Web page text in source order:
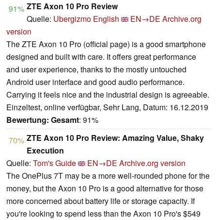
91% ZTE Axon 10 Pro Review
Quelle: Ubergizmo English EN→DE Archive.org
version
The ZTE Axon 10 Pro (official page) is a good smartphone
designed and built with care. It offers great performance
and user experience, thanks to the mostly untouched
Android user interface and good audio performance.
Carrying it feels nice and the industrial design is agreeable.
Einzeltest, online verfügbar, Sehr Lang, Datum: 16.12.2019
Bewertung: Gesamt: 91%
70% ZTE Axon 10 Pro Review: Amazing Value, Shaky
Execution
Quelle: Tom's Guide EN→DE Archive.org version
The OnePlus 7T may be a more well-rounded phone for the
money, but the Axon 10 Pro is a good alternative for those
more concerned about battery life or storage capacity. If
you're looking to spend less than the Axon 10 Pro's $549